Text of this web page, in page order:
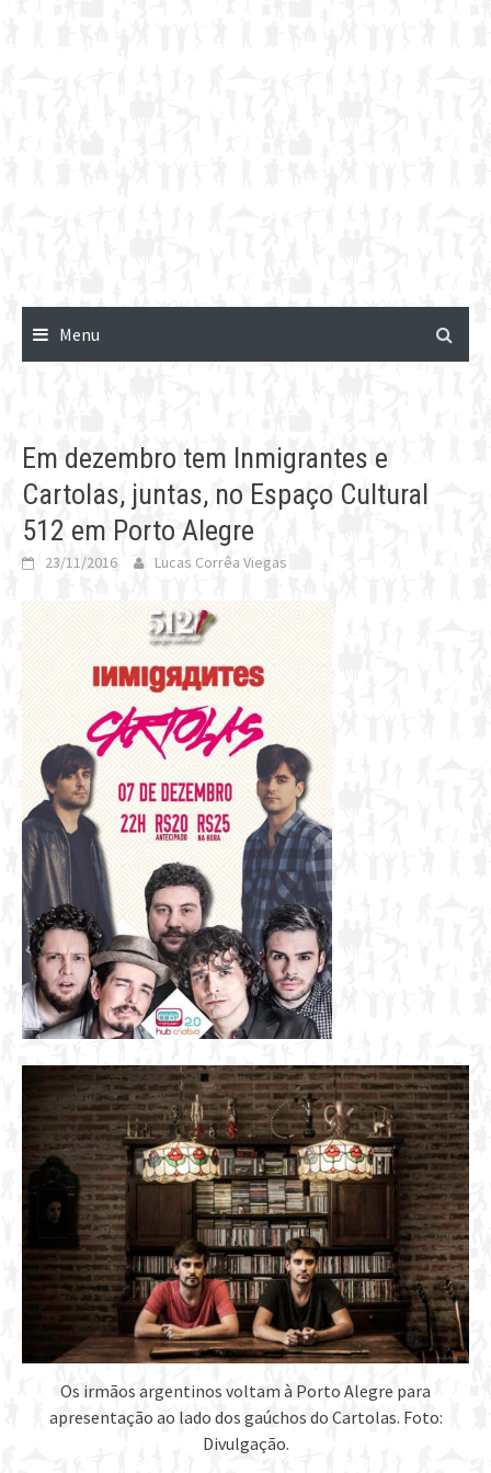
Menu
Em dezembro tem Inmigrantes e
Cartolas, juntas, no Espaço Cultural
512 em Porto Alegre
23/11/2016 Lucas Corrêa Viegas
Os irmãos argentinos voltam à Porto Alegre para
apresentação ao lado dos gaúchos do Cartolas. Foto:
Divulgação.